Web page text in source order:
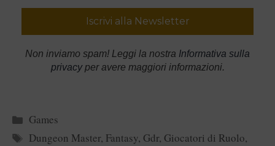
Non inviamo spam! Leggi la nostra Informativa sulla
privacyper avere maggiori informazioni.
Categorie
Games
Tag
Dungeon Master, Fantasy, Gdr, Giocatori di Ruolo,